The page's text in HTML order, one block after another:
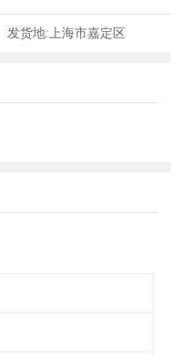
发货地: 上海市嘉定区